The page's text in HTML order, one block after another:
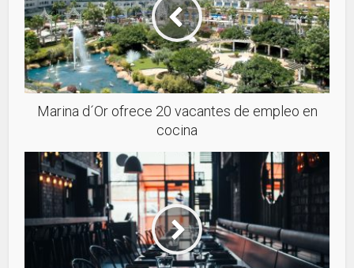
Marina d´Or ofrece 20 vacantes de empleo en
cocina